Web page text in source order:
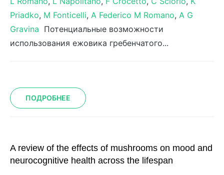
Priadko, M Fonticelli, A Federico M Romano, A G
Gravina Потенциальные возможности
использования ежовика гребенчатого...
ПОДРОБНЕЕ
A review of the effects of mushrooms on mood and
neurocognitive health across the lifespan